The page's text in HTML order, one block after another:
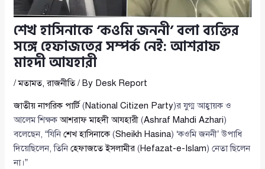
শেখ হাসিনাকে ‘কওমি জননী’ বলা ব্যক্তির
সঙ্গে হেফাজতের সম্পর্ক নেই: আশরাফ
মাহদী আযহারী
/মতামত,রাজনীতি/ By Desk Report
জাতীয় নাগরিক পার্টি (National Citizen Party)র যুগ্ম আহ্বায়ক ও
আলেম শিক্ষকআশরাফ মাহদী আযহারী (Ashraf Mahdi Azhari)
বলেছেন, “যিনিশেখ হাসিনাকে(Sheikh Hasina) ‘কওমি জননী’ উপাধি
দিয়েছিলেন, তিনিহেফাজতে ইসলামীর (Hefazat-e-Islam) নেতা ছিলেন
না।”